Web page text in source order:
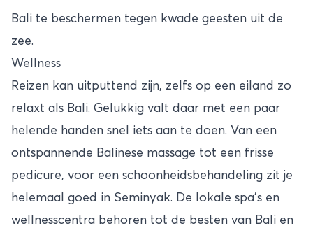
Bali te beschermen tegen kwade geesten uit de
zee.
Wellness
Reizen kan uitputtend zijn, zelfs op een eiland zo
relaxt als Bali. Gelukkig valt daar met een paar
helende handen snel iets aan te doen. Van een
ontspannende Balinese massage tot een frisse
pedicure, voor een schoonheidsbehandeling zit je
helemaal goed in Seminyak. De lokale spa’s en
wellnesscentra behoren tot de besten van Bali en